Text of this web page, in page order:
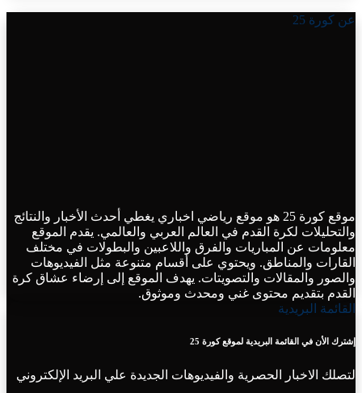
عن كورة 25
موقع كورة 25 هو موقع رياضي اخباري يغطي أحدث الأخبار والنتائج
والتحليلات لكرة القدم في العالم العربي والعالمي. يقدم الموقع
معلومات عن المباريات والفرق واللاعبين والبطولات في مختلف
القارات والمناطق. ويحتوي على أقسام متنوعة مثل الفيديوهات
والصور والمقالات والتصويتات. يهدف الموقع إلى إرضاء عشاق كرة
القدم بتقديم محتوى غني ومحدث وموثوق.
القائمة البريدية
إشترك الأن في القائمة البريدية لموقع كورة 25
لتصلك الاخبار الحصرية والفيديوهات الجديدة علي البريد الإلكتروني